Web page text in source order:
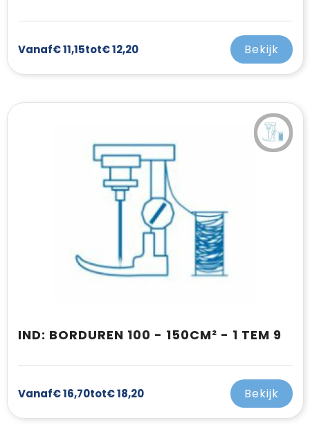
Vanaf€ 11,15tot€ 12,20 Bekijk
IND: BORDUREN 100 - 150CM² - 1 TEM 9
Vanaf€ 16,70tot€ 18,20 Bekijk